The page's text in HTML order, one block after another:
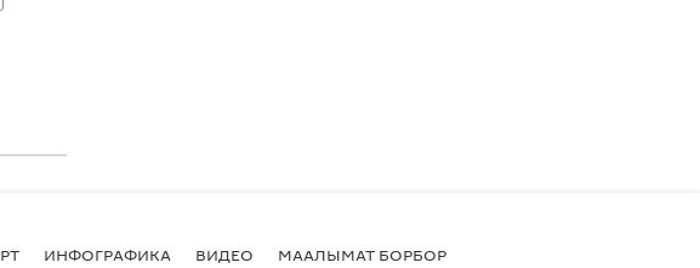
ИНФОГРАФИКА ВИДЕО МААЛЫМАТ БОРБОР